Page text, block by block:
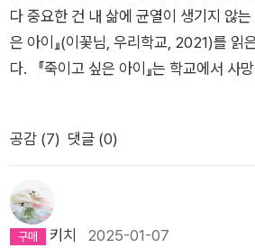
교 친구들도 곁을 내어주지 않는다. 말
는 것도 거부하는 상황이다. 하지만 학교
머니, 영양사, 3학년 선배의 마음들이 주
게 한다. 나를 믿는 사람이 한 사람만 있
는 것을 알려주는 청소년 소설이다. 우리
들어내는 무리의 사람은 아닌지 소설은
도 등장한다. 선량함이 사람을 살린다는
서 보여주는 이야기이다. 귤 하나에도 마
다 중요한 건 내 삶에 균열이 생기지 않는 것’ 이것은 『죽이
은 아이』(이꽃님, 우리학교, 2021)를 읽
다. 『죽이고 싶은 아이』는 학교에서 사망한 17세 박서은의 죽음
묻은 지주연의 지문, 그리고 소문들을 단
밝히려는 얘기다. 그러나 그것은 겉으로
뿐, 소설은 우리 모두가 되짚어 봐야할
고 있다. 나는 이 책이 청소년들의 마음을 파고들 거라고 생각했
다. 그래서 학교 밖 청소년들과 함께 읽을
공감 (7) 댓글 (0)
키치 2025-01-07